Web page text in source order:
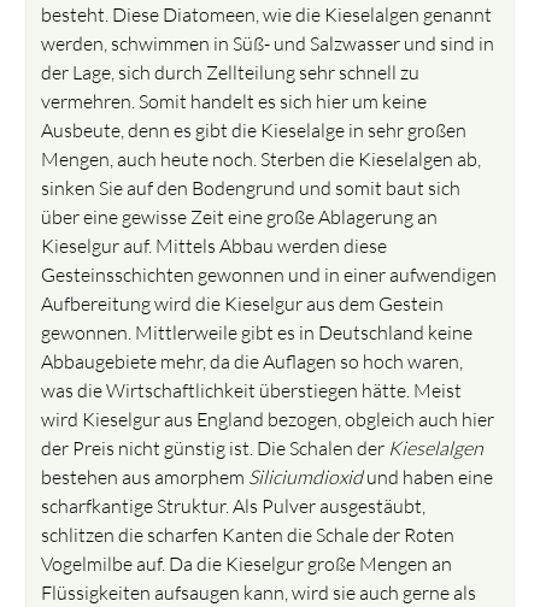
besteht. Diese Diatomeen, wie die Kieselalgen genannt
werden, schwimmen in Süß- und Salzwasser und sind in
der Lage, sich durch Zellteilung sehr schnell zu
vermehren. Somit handelt es sich hier um keine
Ausbeute, denn es gibt die Kieselalge in sehr großen
Mengen, auch heute noch. Sterben die Kieselalgen ab,
sinken Sie auf den Bodengrund und somit baut sich
über eine gewisse Zeit eine große Ablagerung an
Kieselgur auf. Mittels Abbau werden diese
Gesteinsschichten gewonnen und in einer aufwendigen
Aufbereitung wird die Kieselgur aus dem Gestein
gewonnen. Mittlerweile gibt es in Deutschland keine
Abbaugebiete mehr, da die Auflagen so hoch waren,
was die Wirtschaftlichkeit überstiegen hätte. Meist
wird Kieselgur aus England bezogen, obgleich auch hier
der Preis nicht günstig ist. Die Schalen der Kieselalgen
bestehen aus amorphem Siliciumdioxidund haben eine
scharfkantige Struktur. Als Pulver ausgestäubt,
schlitzen die scharfen Kanten die Schale der Roten
Vogelmilbe auf. Da die Kieselgur große Mengen an
Flüssigkeiten aufsaugen kann, wird sie auch gerne als